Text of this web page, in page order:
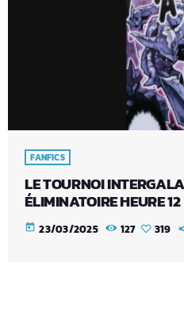
FANFICS
LE TOURNOI
ÉLIMINATOIRE HEURE 12
today 23/03/2025 127 319